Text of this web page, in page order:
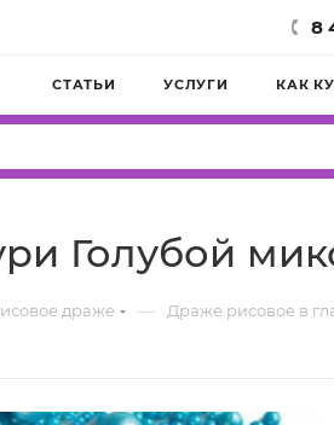
8
СТАТЬИ УСЛУГИ КАК
Голубой
драже — Драже рисовое в